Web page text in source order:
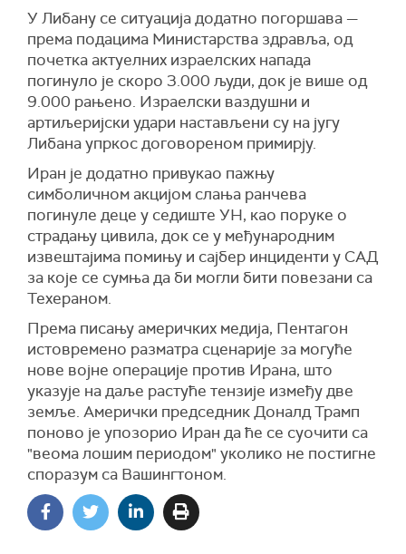
У Либану се ситуација додатно погоршава —
према подацима Министарства здравља, од
почетка актуелних израелских напада
погинуло је скоро 3.000 људи, док је више од
9.000 рањено. Израелски ваздушни и
артиљеријски удари настављени су на југу
Либана упркос договореном примирју.
Иран је додатно привукао пажњу
симболичном акцијом слања ранчева
погинуле деце у седиште УН, као поруке о
страдању цивила, док се у међународним
извештајима помињу и сајбер инциденти у САД
за које се сумња да би могли бити повезани са
Техераном.
Према писању америчких медија, Пентагон
истовремено разматра сценарије за могуће
нове војне операције против Ирана, што
указује на даље растуће тензије између две
земље. Амерички председник Доналд Трамп
поново је упозорио Иран да ће се суочити са
"веома лошим периодом" уколико не постигне
споразум са Вашингтоном.